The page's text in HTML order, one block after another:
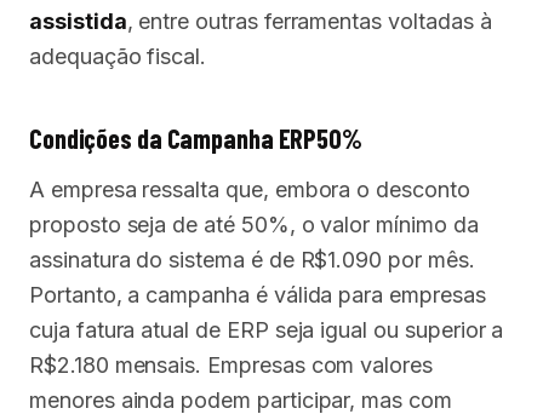
assistida, entre outras ferramentas voltadas à
adequação fiscal.
Condições da Campanha ERP50%
A empresa ressalta que, embora o desconto
proposto seja de até 50%, o valor mínimo da
assinatura do sistema é de R$1.090 por mês.
Portanto, a campanha é válida para empresas
cuja fatura atual de ERP seja igual ou superior a
R$2.180 mensais. Empresas com valores
menores ainda podem participar, mas com